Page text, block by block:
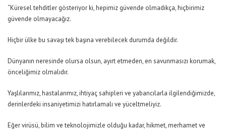
“Küresel tehditler gösteriyor ki, hepimiz güvende olmadıkça, hiçbirimiz
güvende olmayacağız.
Hiçbir ülke bu savaşı tek başına verebilecek durumda değildir.
Dünyanın neresinde olursa olsun, ayırt etmeden, en savunmasızı korumak,
önceliğimiz olmalıdır.
Yaşlılarımız, hastalarımız, ihtiyaç sahipleri ve yabancılarla ilgilendiğimizde,
derinlerdeki insaniyetimizi hatırlamalı ve yüceltmeliyiz.
Eğer virüsü, bilim ve teknolojimizle olduğu kadar, hikmet, merhamet ve